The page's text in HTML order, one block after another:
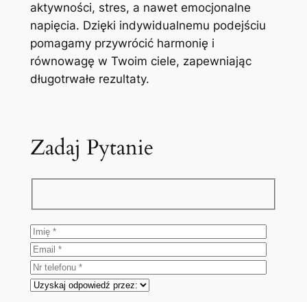
aktywności, stres, a nawet emocjonalne
napięcia. Dzięki indywidualnemu podejściu
pomagamy przywrócić harmonię i
równowagę w Twoim ciele, zapewniając
długotrwałe rezultaty.
Zadaj Pytanie